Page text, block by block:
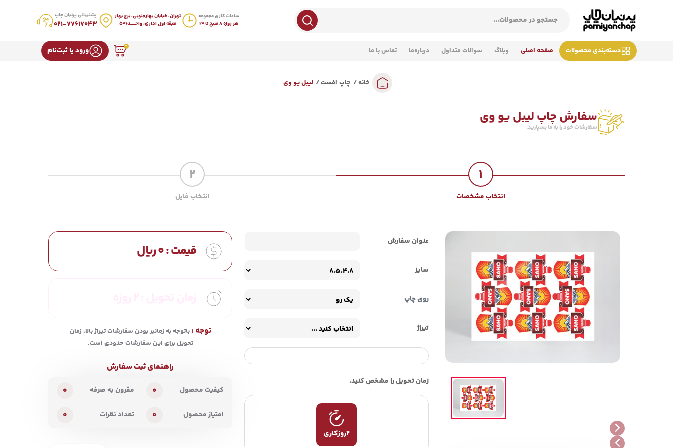
ساعات کاری مجموعه
هر روزه 8 صبح تا 20
تهران، خیابان بهارجنوبی، برج بهار
طبقه اول اداری، واحـــــد506
پشتیبانی پرنیان چاپ
021-77617043
دسته‌بندی محصولات صفحه اصلی وبلاگ سوالات متداول درباره‌ما تماس با ما 0 ورود یا ثبت‌نام
خانه چاپ افست لیبل یو وی
سفارش چاپ لیبل یو وی
سفارشات خود را به ما بسپارید.
1
انتخاب مشخصات
2
انتخاب فایل
عنوان سفارش
سایز
روی چاپ
تیراژ
زمان تحویل را مشخص کنید.
2روزکاری
قیمت :0ریال
توجه :باتوجه به زمانبر بودن سفارشات تیراژ بالا، زمان
تحویل برای این سفارشات حدودی است.
راهنمای ثبت سفارش
کیفیت محصول 0 مقرون به صرفه 0
امتیاز محصول 0 تعداد نظرات 0